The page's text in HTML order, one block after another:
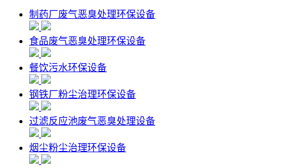
制药厂废气恶臭处理环保设备
食品废气恶臭处理环保设备
餐饮污水环保设备
钢铁厂粉尘治理环保设备
过滤反应池废气恶臭处理设备
烟尘粉尘治理环保设备